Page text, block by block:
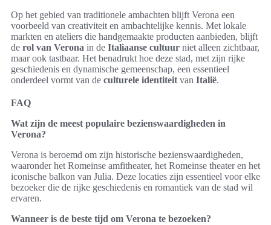
Op het gebied van traditionele ambachten blijft Verona een
voorbeeld van creativiteit en ambachtelijke kennis. Met lokale
markten en ateliers die handgemaakte producten aanbieden, blijft
de rol van Verona in de Italiaanse cultuur niet alleen zichtbaar,
maar ook tastbaar. Het benadrukt hoe deze stad, met zijn rijke
geschiedenis en dynamische gemeenschap, een essentieel
onderdeel vormt van de culturele identiteit van Italië.
FAQ
Wat zijn de meest populaire bezienswaardigheden in
Verona?
Verona is beroemd om zijn historische bezienswaardigheden,
waaronder het Romeinse amfitheater, het Romeinse theater en het
iconische balkon van Julia. Deze locaties zijn essentieel voor elke
bezoeker die de rijke geschiedenis en romantiek van de stad wil
ervaren.
Wanneer is de beste tijd om Verona te bezoeken?